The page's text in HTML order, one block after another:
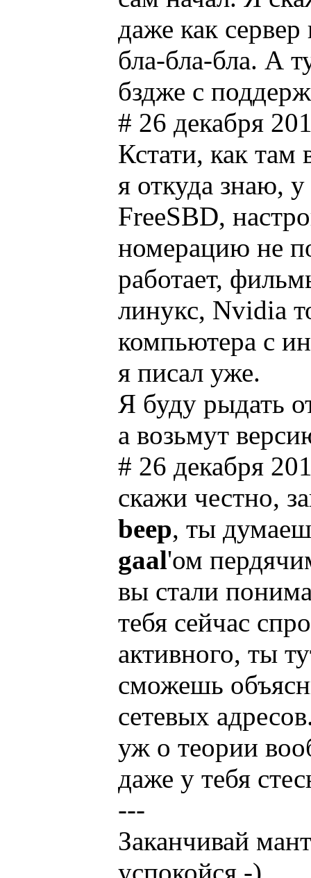
даже как
бла-бла-бла. А
бздже с
# 26 декабря
Кстати, как там
я откуда знаю,
FreeSBD,
номерацию не
работает,
линукс, Nvidia
компьютера с
я писал уже.
Я буду рыдать
а возьмут
# 26 декабря
скажи честно,
beep, ты
gaal'ом
вы стали
тебя сейчас
активного, ты
сможешь
сетевых
уж о теории
даже у тебя
---
Заканчивай
успокойся -)